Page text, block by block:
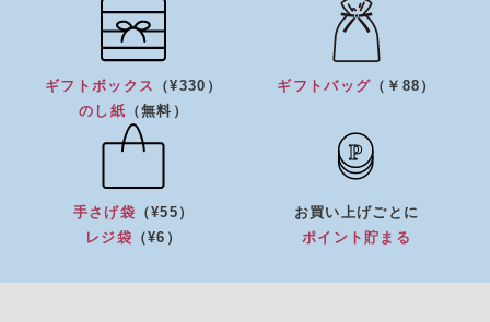
ギフトボックス
（¥330）
のし紙 （無料）
ギフトバッグ （￥88）
手さげ袋 （¥55）
レジ袋 （¥6）
お買い上げごとに
ポイント貯まる